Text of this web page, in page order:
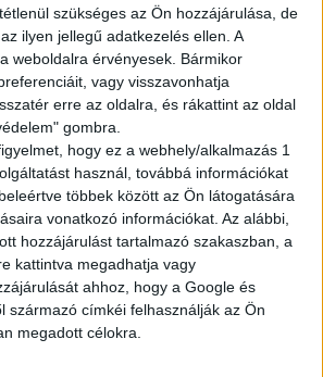
szükséges az Ön hozzájárulása, de
ilyen jellegű adatkezelés ellen. A
weboldalra érvényesek. Bármikor
vagy visszavonhatja
erre az oldalra, és rákattint az oldal
gombra.
hogy ez a webhely/alkalmazás 1
használ, továbbá információkat
többek között az Ön látogatására
vonatkozó információkat. Az alábbi,
hozzájárulást tartalmazó szakaszban, a
kattintva megadhatja vagy
ahhoz, hogy a Google és
származó címkéi felhasználják az Ön
megadott célokra.
TELJES KÍNÁLAT
AKTUÁLIS